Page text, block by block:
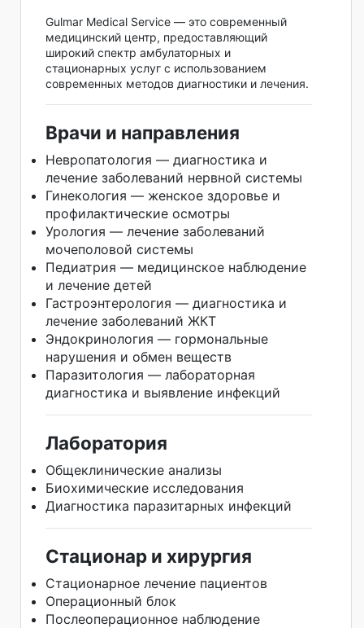
Gulmar Medical Service — это современный
медицинский центр, предоставляющий
широкий спектр амбулаторных и
стационарных услуг с использованием
современных методов диагностики и лечения.
Врачи и направления
Невропатология — диагностика и
лечение заболеваний нервной системы
Гинекология — женское здоровье и
профилактические осмотры
Урология — лечение заболеваний
мочеполовой системы
Педиатрия — медицинское наблюдение
и лечение детей
Гастроэнтерология — диагностика и
лечение заболеваний ЖКТ
Эндокринология — гормональные
нарушения и обмен веществ
Паразитология — лабораторная
диагностика и выявление инфекций
Лаборатория
Общеклинические анализы
Биохимические исследования
Диагностика паразитарных инфекций
Стационар и хирургия
Стационарное лечение пациентов
Операционный блок
Послеоперационное наблюдение